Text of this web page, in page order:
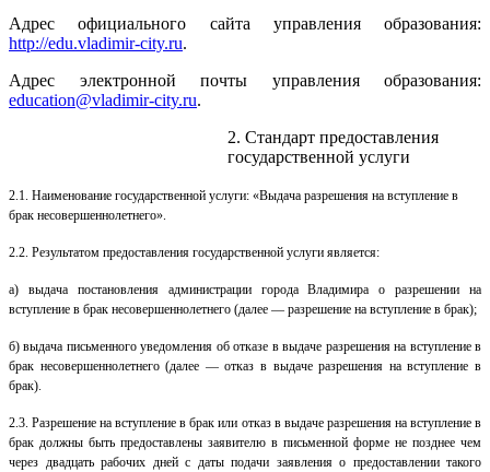
Адрес официального сайта управления образования:
http://edu.vladimir-city.ru.
Адрес электронной почты управления образования:
education@vladimir-city.ru.
2. Стандарт предоставления
государственной услуги
2.1. Наименование государственной услуги: «Выдача разрешения на вступление в
брак несовершеннолетнего».
2.2. Результатом предоставления государственной услуги является:
а) выдача постановления администрации города Владимира о разрешении на
вступление в брак несовершеннолетнего (далее — разрешение на вступление в брак);
б) выдача письменного уведомления об отказе в выдаче разрешения на вступление в
брак несовершеннолетнего (далее — отказ в выдаче разрешения на вступление в
брак).
2.3. Разрешение на вступление в брак или отказ в выдаче разрешения на вступление в
брак должны быть предоставлены заявителю в письменной форме не позднее чем
через двадцать рабочих дней с даты подачи заявления о предоставлении такого